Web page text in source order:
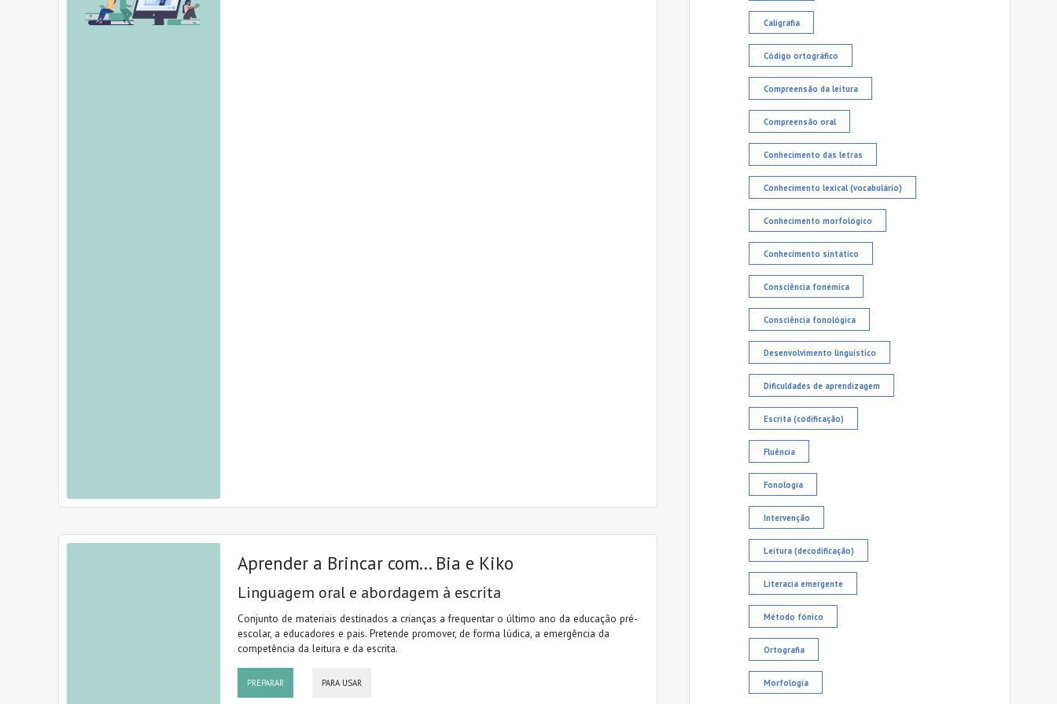
Caligrafia
Código ortográfico
Compreensão da leitura
Compreensão oral
Conhecimento das letras
Conhecimento lexical (vocabulário)
Conhecimento morfológico
Conhecimento sintático
Consciência fonémica
Consciência fonológica
Desenvolvimento linguístico
Dificuldades de aprendizagem
Escrita (codificação)
Fluência
Fonologia
Intervenção
Leitura (decodificação)
Literacia emergente
Método fónico
Ortografia
Morfologia
Aprender a Brincar com... Bia e Kiko
Linguagem oral e abordagem à escrita
Conjunto de materiais destinados a crianças a frequentar o último ano da educação pré-
escolar, a educadores e pais. Pretende promover, de forma lúdica, a emergência da
competência da leitura e da escrita.
PREPARAR PARA USAR